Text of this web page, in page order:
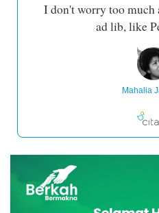
I don't worry too much
ad lib, like
Mahalia